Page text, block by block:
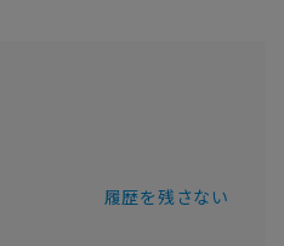
履歴を残さない